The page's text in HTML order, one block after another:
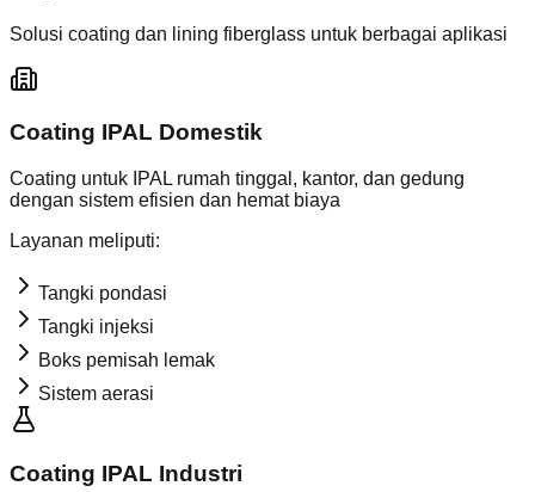
Solusi coating dan lining fiberglass untuk berbagai aplikasi
Coating IPAL Domestik
Coating untuk IPAL rumah tinggal, kantor, dan gedung
dengan sistem efisien dan hemat biaya
Layanan meliputi:
Tangki pondasi
Tangki injeksi
Boks pemisah lemak
Sistem aerasi
Coating IPAL Industri